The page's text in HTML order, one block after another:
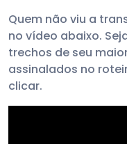
Quem não viu a
no vídeo abaixo.
trechos de seu
assinalados no
clicar.